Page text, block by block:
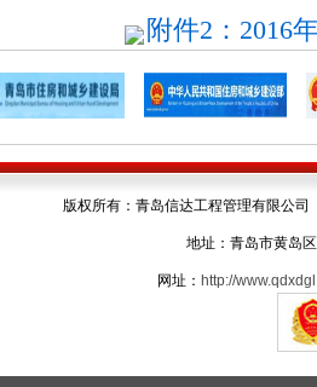
附件2：2016
版权所有：青岛信达工程管理有限公
地址：青岛市黄岛
网址： http://